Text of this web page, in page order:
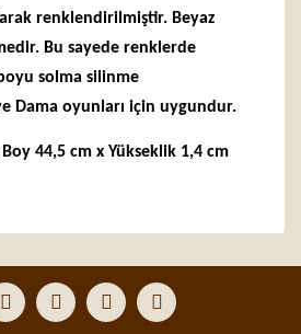
renklendirilmiştir. Beyaz
Bu sayede renklerde
solma silinme
Dama oyunları için uygundur.
44,5 cm x Yükseklik 1,4 cm
Yorum Yaz
iletebilirsiniz.
için teşekkür ederiz.